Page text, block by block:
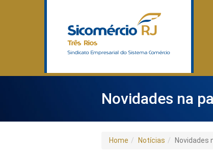
Novidades na
Home Notícias Novidades